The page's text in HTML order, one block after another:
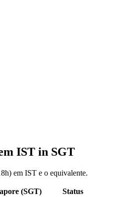
IST in SGT
em IST e o equivalente.
(SGT)
Status